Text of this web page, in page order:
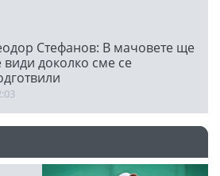
Стефанов: В мачовете ще
види доколко сме се